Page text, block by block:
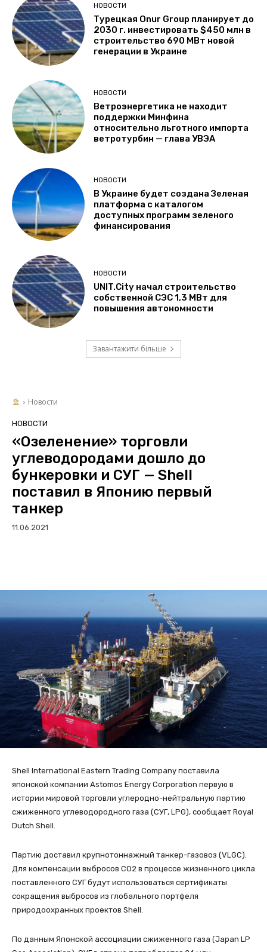
НОВОСТИ
Турецкая Onur Group планирует до
2030 г. инвестировать $450 млн в
строительство 690 МВт новой
генерации в Украине
НОВОСТИ
Ветроэнергетика не находит
поддержки Минфина
относительно льготного импорта
ветротурбин — глава УВЭА
НОВОСТИ
В Украине будет создана Зеленая
платформа с каталогом
доступных программ зеленого
финансирования
НОВОСТИ
UNIT.City начал строительство
собственной СЭС 1,3 МВт для
повышения автономности
Завантажити більше